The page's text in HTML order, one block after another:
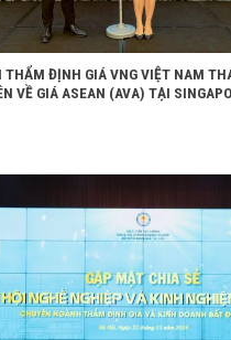
THẨM ĐỊNH GIÁ VNG VIỆT NAM
VỀ GIÁ ASEAN (AVA) TẠI